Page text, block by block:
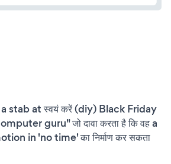
a stab at स्वयं करें (diy) Black Friday
guru" जो दावा करता है कि वह a
in 'no time' का निर्माण कर सकता